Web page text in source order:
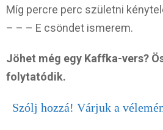
Míg percre perc születni
– – – E csöndet ismerem.
Jöhet még egy Kaffka-vers?
folytatódik.
Szólj hozzá! Várjuk a